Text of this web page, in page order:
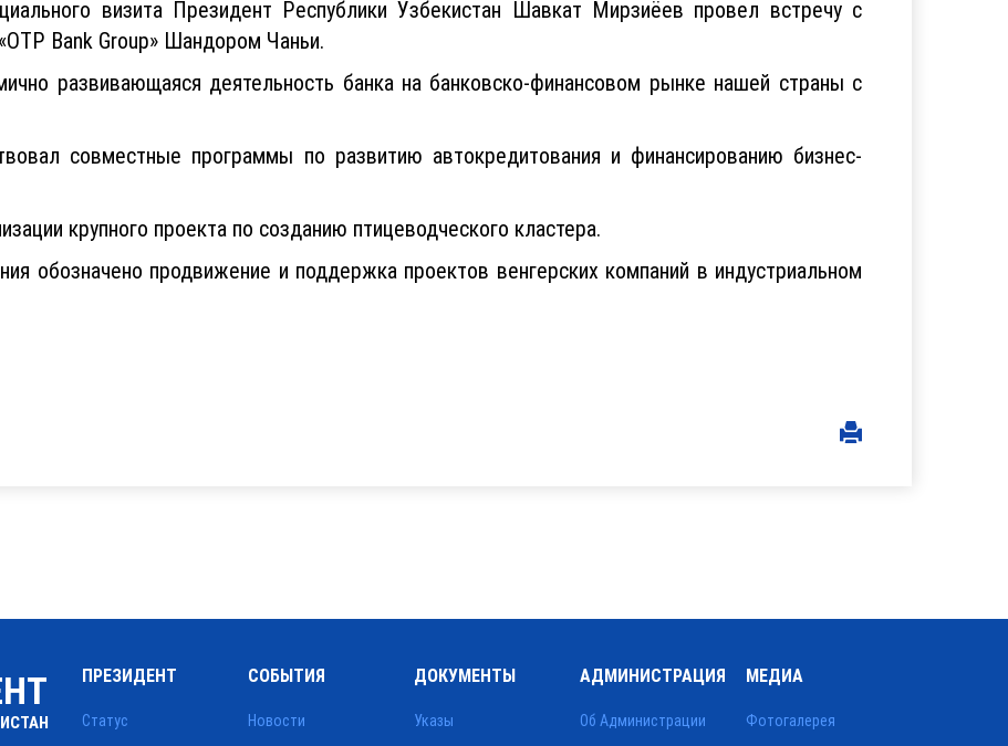
визита Президент Республики Узбекистан Шавкат Мирзиёев провел встречу с
Bank Group» Шандором Чаньи.
развивающаяся деятельность банка на банковско-финансовом рынке нашей страны с
совместные программы по развитию автокредитования и финансированию бизнес-
крупного проекта по созданию птицеводческого кластера.
обозначено продвижение и поддержка проектов венгерских компаний в индустриальном
ПРЕЗИДЕНТ
Статус
СОБЫТИЯ
Новости
ДОКУМЕНТЫ
Указы
АДМИНИСТРАЦИЯ
Об Администрации
МЕДИА
Фотогалерея